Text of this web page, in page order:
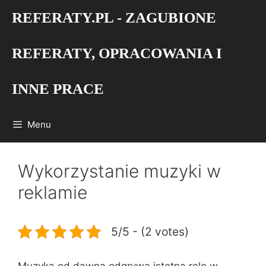
REFERATY.PL - ZAGUBIONE
REFERATY, OPRACOWANIA I
INNE PRACE
Menu
Wykorzystanie muzyki w
reklamie
5/5 - (2 votes)